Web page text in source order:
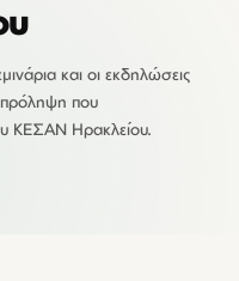
και οι εκδηλώσεις
πρόληψη που
ΚΕΣΑΝ Ηρακλείου.